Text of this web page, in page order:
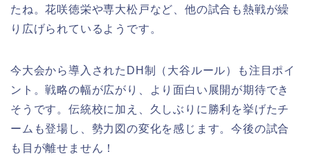
たね。花咲徳栄や専大松戸など、他の試合も熱戦が繰
り広げられているようです。
今大会から導入されたDH制（大谷ルール）も注目ポイ
ント。戦略の幅が広がり、より面白い展開が期待でき
そうです。伝統校に加え、久しぶりに勝利を挙げたチ
ームも登場し、勢力図の変化を感じます。今後の試合
も目が離せません！